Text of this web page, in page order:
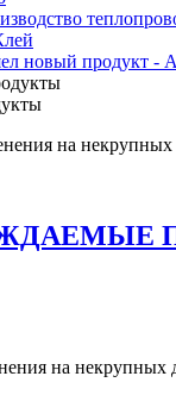
новый продукт -
на некрупных
на некрупных